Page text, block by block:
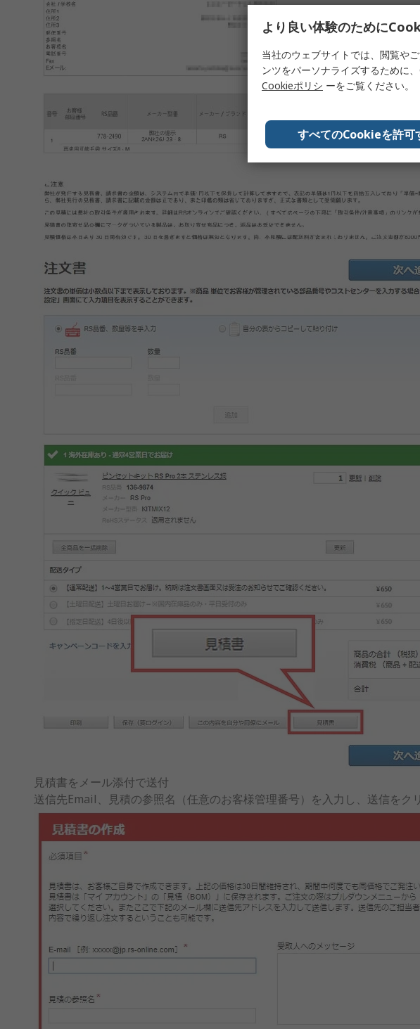
見積書をメール添付で送付
送信先Email、見積の参照名（任意のお客様管理番号）を入力し、送信をクリ
より良い体験のために
当社のウェブサイトでは、閲覧や
ンツをパーソナライズするために
Cookieポリシ ーをご覧ください。
すべてのCookieを許可